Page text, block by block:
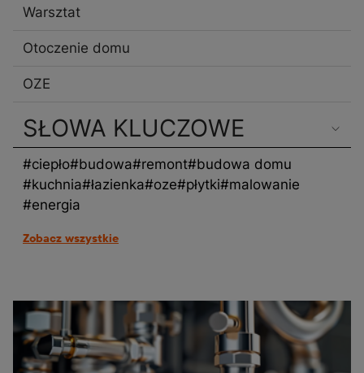
Warsztat
Otoczenie domu
OZE
SŁOWA KLUCZOWE
#ciepło#budowa#remont#budowa domu
#kuchnia#łazienka#oze#płytki#malowanie
#energia
Zobacz wszystkie